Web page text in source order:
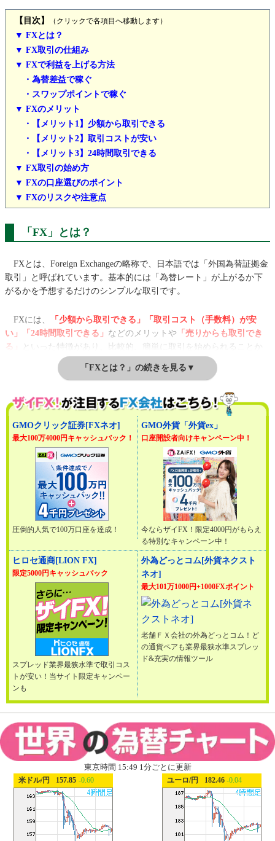
【目次】 （クリックで各項目へ移動します）
▼ FXとは？
▼ FX取引の仕組み
▼ FXで利益を上げる方法
・為替差益で稼ぐ
・スワップポイントで稼ぐ
▼ FXのメリット
・【メリット1】少額から取引できる
・【メリット2】取引コストが安い
・【メリット3】24時間取引できる
▼ FX取引の始め方
▼ FXの口座選びのポイント
▼ FXのリスクや注意点
「FX」とは？
FXとは、Foreign Exchangeの略称で、日本語では「外国為替証拠金
取引」と呼ばれています。基本的には「為替レート」が上がるか下
がるかを予想するだけのシンプルな取引です。
FXには、
「少額から取引できる」「取引コスト（手数料）が安
い」「24時間取引できる」 などのメリットや 「売りからも取引でき
る」
といった特徴があり、比較的、簡単に取引を始められることか
ら、投資の初心者にも人気があります。
「FXとは？」の続きを見る▼
GMOクリック証券[FXネオ]
最大100万4000円キャッシュバック！
圧倒的人気で100万口座を達成！
GMO外貨「外貨ex」
口座開設者向けキャンペーン中！
今ならザイFX！限定4000円がもらえ
る特別なキャンペーン中！
ヒロセ通商[LION FX]
限定5000円キャッシュバック
スプレッド業界最狭水準で取引コス
トが安い！当サイト限定キャンペー
ンも
外為どっとコム[外貨ネクスト
ネオ]
最大101万1000円+1000FXポイント
老舗ＦＸ会社の外為どっとコム！ど
の通貨ペアも業界最狭水準スプレッ
ド&充実の情報ツール
東京時間 15:49 1分ごとに更新
米ドル/円
157.85 -0.60 ユーロ/円 182.46 -0.04